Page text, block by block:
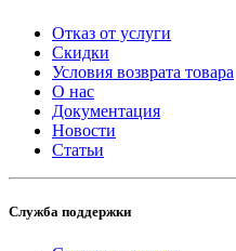
Отказ от услуги
Скидки
Условия возврата товара
О нас
Документация
Новости
Статьи
Служба поддержки